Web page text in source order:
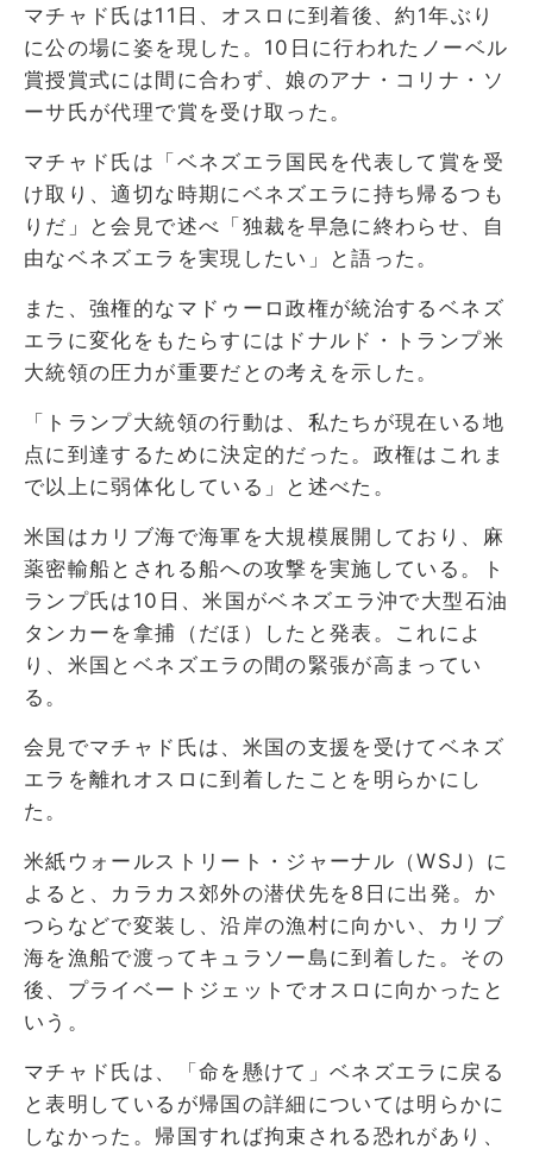
マチャド氏は11日、オスロに到着後、約1年ぶり
に公の場に姿を現した。10日に行われたノーベル
賞授賞式には間に合わず、娘のアナ・コリナ・ソ
ーサ氏が代理で賞を受け取った。
マチャド氏は「ベネズエラ国民を代表して賞を受
け取り、適切な時期にベネズエラに持ち帰るつも
りだ」と会見で述べ「独裁を早急に終わらせ、自
由なベネズエラを実現したい」と語った。
また、強権的なマドゥーロ政権が統治するベネズ
エラに変化をもたらすにはドナルド・トランプ米
大統領の圧力が重要だとの考えを示した。
「トランプ大統領の行動は、私たちが現在いる地
点に到達するために決定的だった。政権はこれま
で以上に弱体化している」と述べた。
米国はカリブ海で海軍を大規模展開しており、麻
薬密輸船とされる船への攻撃を実施している。ト
ランプ氏は10日、米国がベネズエラ沖で大型石油
タンカーを拿捕（だほ）したと発表。これによ
り、米国とベネズエラの間の緊張が高まってい
る。
会見でマチャド氏は、米国の支援を受けてベネズ
エラを離れオスロに到着したことを明らかにし
た。
米紙ウォールストリート・ジャーナル（WSJ）に
よると、カラカス郊外の潜伏先を8日に出発。か
つらなどで変装し、沿岸の漁村に向かい、カリブ
海を漁船で渡ってキュラソー島に到着した。その
後、プライベートジェットでオスロに向かったと
いう。
マチャド氏は、「命を懸けて」ベネズエラに戻る
と表明しているが帰国の詳細については明らかに
しなかった。帰国すれば拘束される恐れがあり、